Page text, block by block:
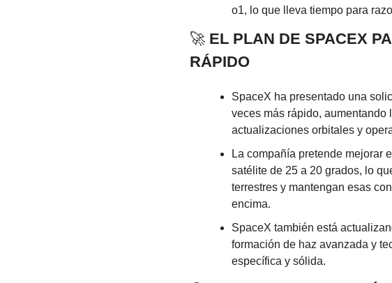
o1, lo que lleva tiempo para
🚀 EL PLAN DE SPACEX
RÁPIDO
SpaceX ha presentado una
veces más rápido,
actualizaciones orbitales y
La compañía pretende mejorar
satélite de 25 a 20 grados, lo
terrestres y mantengan esas
encima.
SpaceX también está
formación de haz avanzada y
específica y sólida.